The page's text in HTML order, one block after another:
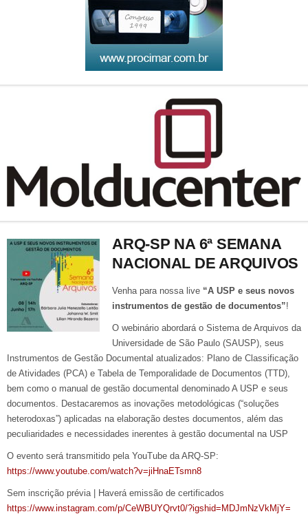
ARQ-SP NA 6ª SEMANA
NACIONAL DE ARQUIVOS
Venha para nossa live “A USP e seus novos
instrumentos de gestão de documentos”!
O webinário abordará o Sistema de Arquivos da
Universidade de São Paulo (SAUSP), seus
Instrumentos de Gestão Documental atualizados: Plano de Classificação
de Atividades (PCA) e Tabela de Temporalidade de Documentos (TTD),
bem como o manual de gestão documental denominado A USP e seus
documentos. Destacaremos as inovações metodológicas (“soluções
heterodoxas”) aplicadas na elaboração destes documentos, além das
peculiaridades e necessidades inerentes à gestão documental na USP
O evento será transmitido pela YouTube da ARQ-SP:
https://www.youtube.com/watch?v=jiHnaETsmn8
Sem inscrição prévia | Haverá emissão de certificados
https://www.instagram.com/p/CeWBUYQrvt0/?igshid=MDJmNzVkMjY=